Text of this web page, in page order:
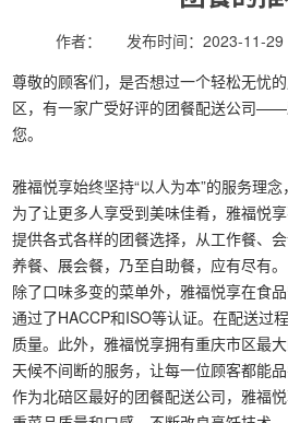
作者： 发布时间：2023-11-
尊敬的顾客们，是否想过一个轻松无忧
区，有一家广受好评的团餐配送公司
您。
雅福悦享始终坚持“以人为本”的服务理念
为了让更多人享受到美味佳肴，雅福悦
提供各式各样的团餐选择，从工作餐、
养餐、展会餐，乃至自助餐，应有尽有。
除了口味多变的菜单外，雅福悦享在食
通过了HACCP和ISO等认证。在配送过
质量。此外，雅福悦享拥有重庆市区最
天候不间断的服务，让每一位顾客都能品
作为北碚区最好的团餐配送公司，雅福